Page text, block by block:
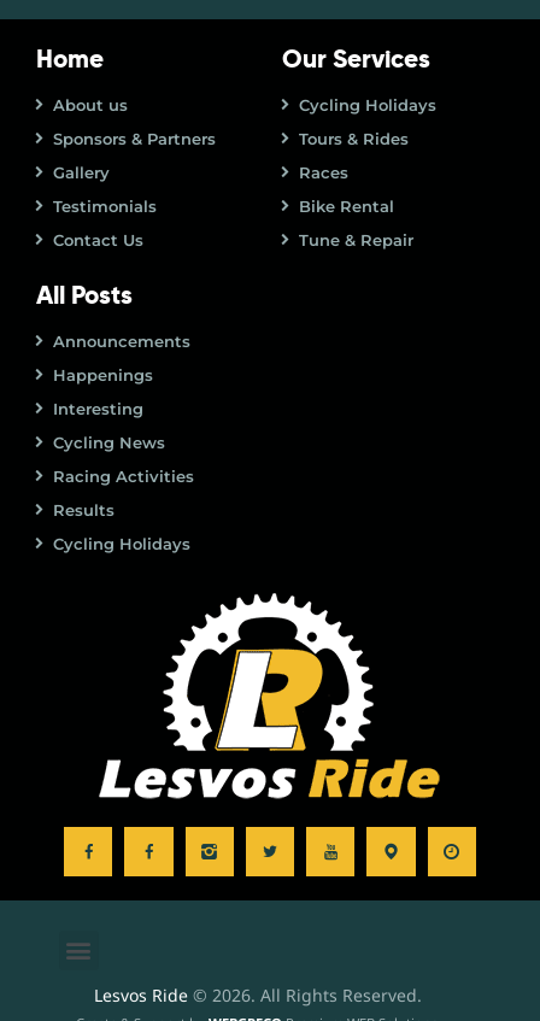
Home
About us
Sponsors & Partners
Gallery
Testimonials
Contact Us
Our Services
Cycling Holidays
Tours & Rides
Races
Bike Rental
Tune & Repair
All Posts
Announcements
Happenings
Interesting
Cycling News
Racing Activities
Results
Cycling Holidays
Lesvos Ride © 2026. All Rights Reserved.